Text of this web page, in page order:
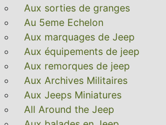
Aux sorties de granges
Au 5eme Echelon
Aux marquages de Jeep
Aux équipements de jeep
Aux remorques de jeep
Aux Archives Militaires
Aux Jeeps Miniatures
All Around the Jeep